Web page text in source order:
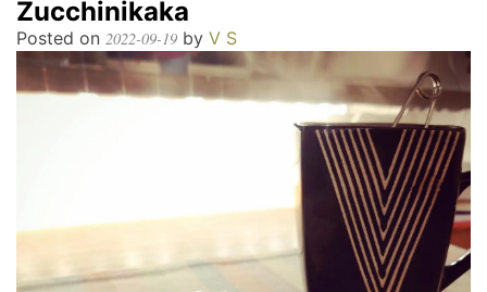
Zucchinikaka
Posted on 2022-09-19 by V S